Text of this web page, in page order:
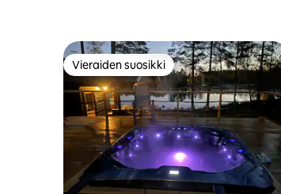
Vieraiden suosikki
Vieraiden suosikki